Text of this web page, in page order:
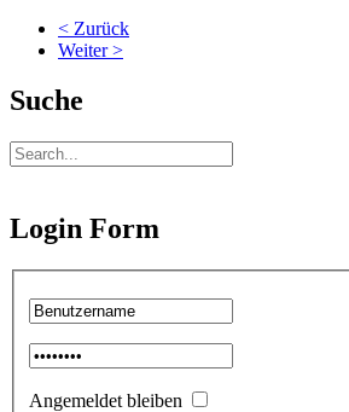
< Zurück
Weiter >
Suche
Login Form
Angemeldet bleiben